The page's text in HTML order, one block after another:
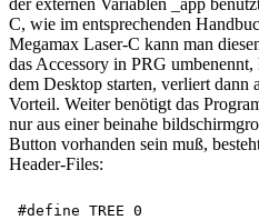
C, wie im entsprechenden
Megamax Laser-C kann man
das Accessory in PRG
dem Desktop starten, verliert dann
Vorteil. Weiter benötigt das
nur aus einer beinahe
Button vorhanden sein muß,
Header-Files:
#define TREE 0